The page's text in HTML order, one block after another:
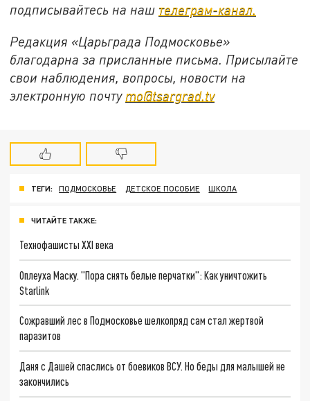
подписывайтесь на наш телеграм-канал.
Редакция «Царьграда Подмосковье»
благодарна за присланные письма. Присылайте
свои наблюдения, вопросы, новости на
электронную почту mo@tsargrad.tv
ТЕГИ: ПОДМОСКОВЬЕ ДЕТСКОЕ ПОСОБИЕ ШКОЛА
ЧИТАЙТЕ ТАКЖЕ:
Технофашисты XXI века
Оплеуха Маску. "Пора снять белые перчатки": Как уничтожить
Starlink
Сожравший лес в Подмосковье шелкопряд сам стал жертвой
паразитов
Даня с Дашей спаслись от боевиков ВСУ. Но беды для малышей не
закончились